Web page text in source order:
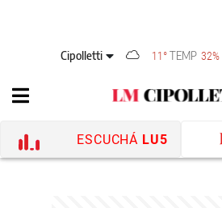
Cipolletti 11° TEMP 32%
ESCUCHÁ LU5